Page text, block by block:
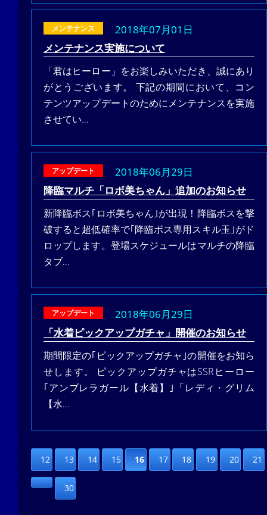
2018年07月01日
メンテナンス
メンテナンス実施について
「君はヒーロー」をお楽しみいただき、誠にあり
がとうございます。 下記の期間において、コン
テンツアップデートのためにメンテナンスを実施
させてい…
2018年06月29日
アップデート
降臨マルチ「ロボ美ちゃん」追加のお知らせ
新降臨ボス｢ロボ美ちゃん｣が出現！降臨ボスを撃
破すると超低確率で｢降臨ボス専用スキル玉｣がド
ロップします。登場スケジュールはマルチの降臨
タブ…
2018年06月29日
アップデート
「水着ピックアップガチャ」開催のお知らせ
期間限定の｢ピックアップガチャ｣の開催をお知ら
せします。 ピックアップガチャはSSRヒーロー
｢アンブレラガール【水着】｣「レディ・グリム
【水…
12 13 14 15 16 17 18 19 20 21
30